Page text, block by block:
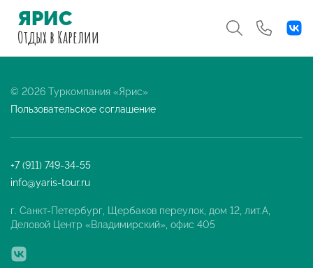
ЯРИС
Отдыхв Карелии
© 2026 Туркомпания «Ярис»
Пользовательское соглашение
+7 (911) 749-34-55
info@yaris-tour.ru
г. Санкт-Петербург, Щербаков переулок, дом 12, лит.А,
Деловой Центр «Владимирский», офис 405